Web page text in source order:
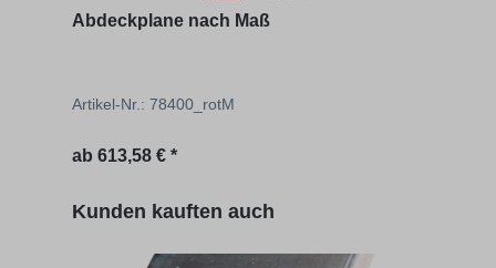
Abdeckplane nach Maß
Artikel-Nr.: 78400_rotM
Regulärer Preis:
ab 613,58 € *
Produktgalerie überspringen
Kunden kauften auch